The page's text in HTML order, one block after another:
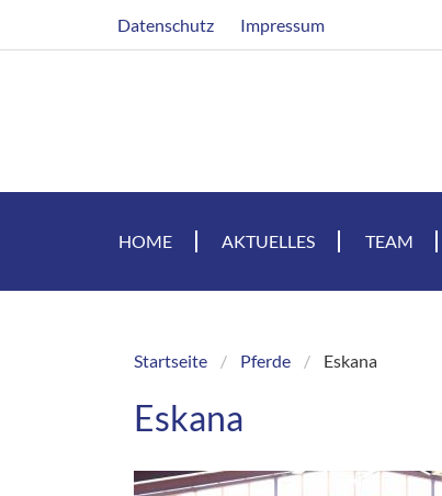
Datenschutz Impressum
HOME AKTUELLES TEAM
Breadcrumb
Startseite Pferde Eskana
Eskana